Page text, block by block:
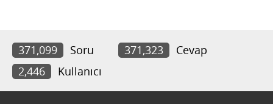
371,099 Soru 371,323
Cevap
2,446
Kullanıcı